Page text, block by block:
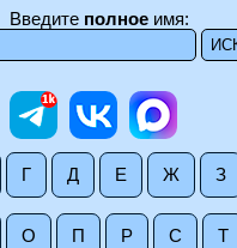
Введите полное имя:
Г Д Е Ж З
О П Р С Т